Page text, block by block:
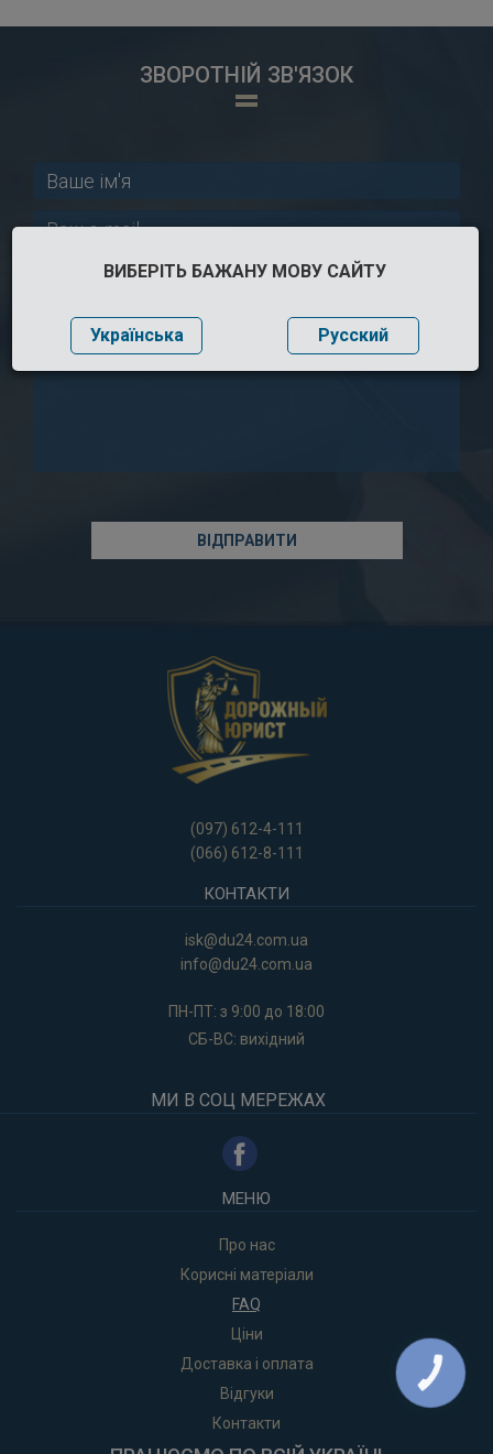
ЗВОРОТНІЙ ЗВ'ЯЗОК
(097) 612-4-111
(066) 612-8-111
КОНТАКТИ
isk@du24.com.ua
info@du24.com.ua
ПН-ПТ: з 9:00 до 18:00
CБ-ВС: вихідний
МИ В СОЦ МЕРЕЖАХ
МЕНЮ
Про нас
Корисні матеріали
FAQ
Ціни
Доставка і оплата
Відгуки
Контакти
ВИБЕРІТЬ БАЖАНУ МОВУ САЙТУ
Українська Русский
КНОПКА
ЗВ'ЯЗКУ